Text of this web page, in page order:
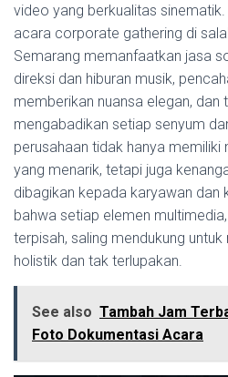
video yang berkualitas
acara corporate gathering di
Semarang memanfaatkan jasa
direksi dan hiburan musik,
memberikan nuansa elegan, dan
mengabadikan setiap senyum
perusahaan tidak hanya
yang menarik, tetapi juga
dibagikan kepada karyawan dan
bahwa setiap elemen
terpisah, saling mendukung
holistik dan tak terlupakan.
See also Tambah Jam
Foto Dokumentasi Acara